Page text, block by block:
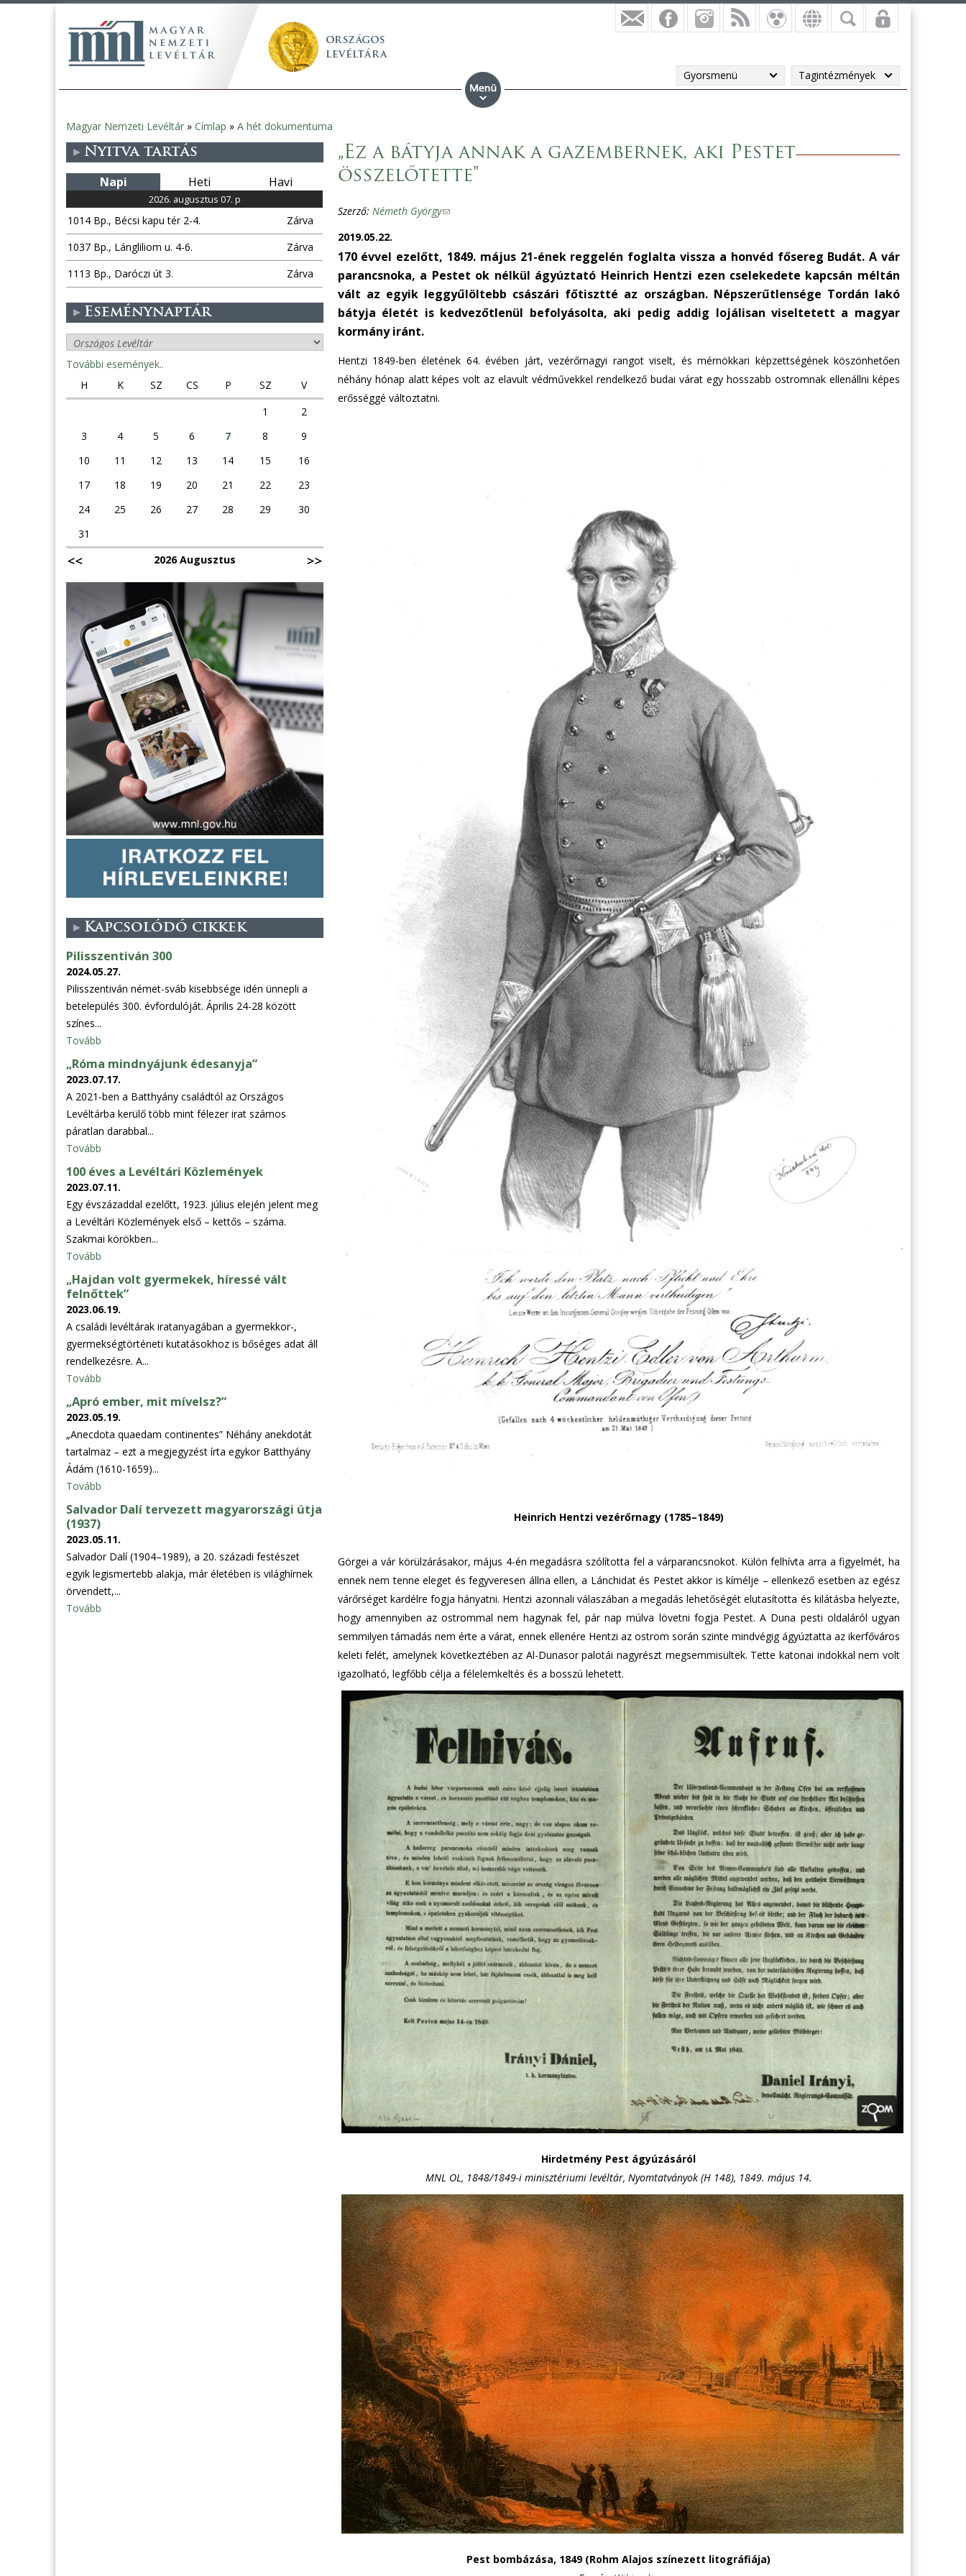
Gyorsmenü Tagintézmények
Jelenlegi
hely
Magyar Nemzeti Levéltár » Címlap » A hét dokumentuma
„Ez a bátyja annak a gazembernek, aki Pestet
összelőtette”
Szerző: Németh György(
n
k
s
e
s
e
2019.05.22.
170 évvel ezelőtt, 1849. május 21-ének reggelén foglalta vissza a honvéd fősereg Budát. A vár
parancsnoka, a Pestet ok nélkül ágyúztató Heinrich Hentzi ezen cselekedete kapcsán méltán
vált az egyik leggyűlöltebb császári főtisztté az országban. Népszerűtlensége Tordán lakó
bátyja életét is kedvezőtlenül befolyásolta, aki pedig addig lojálisan viseltetett a magyar
kormány iránt.
Hentzi 1849-ben életének 64. évében járt, vezérőrnagyi rangot viselt, és mérnökkari képzettségének köszönhetően
néhány hónap alatt képes volt az elavult védművekkel rendelkező budai várat egy hosszabb ostromnak ellenállni képes
erősséggé változtatni.
Heinrich Hentzi vezérőrnagy (1785–1849)
Görgei a vár körülzárásakor, május 4-én megadásra szólította fel a várparancsnokot. Külön felhívta arra a figyelmét, ha
ennek nem tenne eleget és fegyveresen állna ellen, a Lánchidat és Pestet akkor is kímélje – ellenkező esetben az egész
várőrséget kardélre fogja hányatni. Hentzi azonnali válaszában a megadás lehetőségét elutasította és kilátásba helyezte,
hogy amennyiben az ostrommal nem hagynak fel, pár nap múlva lövetni fogja Pestet. A Duna pesti oldaláról ugyan
semmilyen támadás nem érte a várat, ennek ellenére Hentzi az ostrom során szinte mindvégig ágyúztatta az ikerfőváros
keleti felét, amelynek következtében az Al-Dunasor palotái nagyrészt megsemmisültek. Tette katonai indokkal nem volt
igazolható, legfőbb célja a félelemkeltés és a bosszú lehetett.
Hirdetmény Pest ágyúzásáról
MNL OL, 1848/1849-i minisztériumi levéltár, Nyomtatványok (H 148), 1849. május 14.
Pest bombázása, 1849 (Rohm Alajos színezett litográfiája)
Nyitva tartás
Napi Heti Havi
2026. augusztus 07. p
1014 Bp., Bécsi kapu tér 2-4.
Zárva
1037 Bp., Lángliliom u. 4-6.
Zárva
1113 Bp., Daróczi út 3.
Zárva
Eseménynaptár
További események..
H
K SZ CS P SZ
V
1
2
3
4 5 6 7 8
9
10
11 12 13 14 15
16
17
18 19 20 21 22
23
24
25 26 27 28 29
30
31
2026 Augusztus
Kapcsolódó cikkek
Pilisszentiván 300
2024.05.27.
Pilisszentiván német-sváb kisebbsége idén ünnepli a
betelepülés 300. évfordulóját. Április 24-28 között
színes...
Tovább
„Róma mindnyájunk édesanyja”
2023.07.17.
A 2021-ben a Batthyány családtól az Országos
Levéltárba kerülő több mint félezer irat számos
páratlan darabbal...
Tovább
100 éves a Levéltári Közlemények
2023.07.11.
Egy évszázaddal ezelőtt, 1923. július elején jelent meg
a Levéltári Közlemények első – kettős – száma.
Szakmai körökben...
Tovább
„Hajdan volt gyermekek, híressé vált
felnőttek”
2023.06.19.
A családi levéltárak iratanyagában a gyermekkor-,
gyermekségtörténeti kutatásokhoz is bőséges adat áll
rendelkezésre. A...
Tovább
„Apró ember, mit mívelsz?”
2023.05.19.
„Anecdota quaedam continentes” Néhány anekdotát
tartalmaz – ezt a megjegyzést írta egykor Batthyány
Ádám (1610-1659)...
Tovább
Salvador Dalí tervezett magyarországi útja
(1937)
2023.05.11.
Salvador Dalí (1904–1989), a 20. századi festészet
egyik legismertebb alakja, már életében is világhírnek
örvendett,...
Tovább